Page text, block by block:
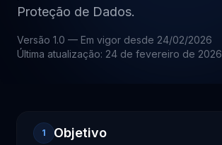
Proteção de Dados.
Versão 1.0 — Em vigor desde 24/02/2026
Última atualização: 24 de fevereiro de 2026
1 Objetivo